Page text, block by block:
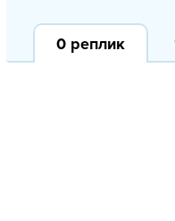
0 реплик